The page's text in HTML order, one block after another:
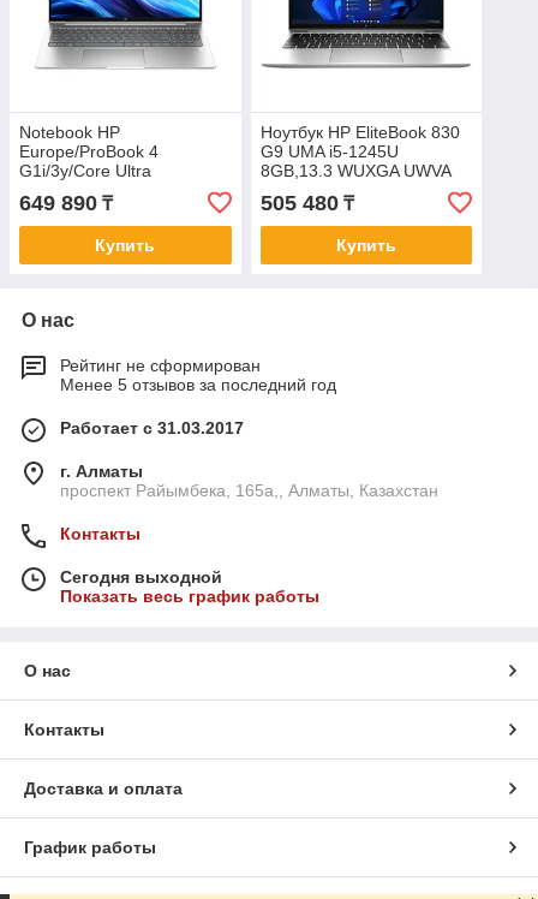
Notebook HP
Europe/ProBook 4
G1i/3y/Core Ultra
5/225H/17 GHz/24 Gb/PCIe
NVMe SSD/512 Gb/No
649 890 ₸
Купить
Ноутбук HP EliteBook 830
G9 UMA i5-1245U
8GB,13.3 WUXGA UWVA
250,256GB
PCIe,W11p6,1yw,5MP
web,Blit Prem kbd
505 480₸
Купить
О нас
Рейтинг не сформирован
Менее 5 отзывов за последний год
Работает с 31.03.2017
г. Алматы
проспект Райымбека, 165а,, Алматы, Казахстан
Контакты
Сегодня выходной
Показать весь график работы
О нас
Контакты
Доставка и оплата
График работы